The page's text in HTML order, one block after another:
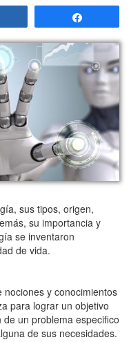
sus tipos, origen,
su importancia y
se inventaron
de vida.
y conocimientos
para lograr un objetivo
un problema especifico
de sus necesidades.